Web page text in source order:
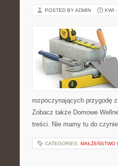
POSTED BY ADMIN KWI
rozpoczynających przygodę
Zobacz także Domowe
treści. Nie mamy tu do
CATEGORIES: MAŁŻEŃSTWO